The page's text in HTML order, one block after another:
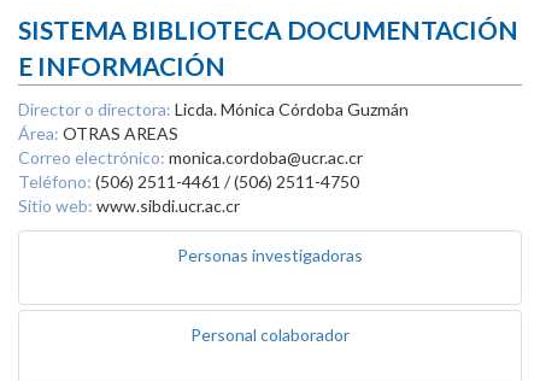
SISTEMA BIBLIOTECA DOCUMENTACIÓN
E INFORMACIÓN
Director o directora: Licda. Mónica Córdoba Guzmán
Área: OTRAS AREAS
Correo electrónico: monica.cordoba@ucr.ac.cr
Teléfono: (506) 2511-4461 / (506) 2511-4750
Sitio web: www.sibdi.ucr.ac.cr
Personas investigadoras
Personal colaborador